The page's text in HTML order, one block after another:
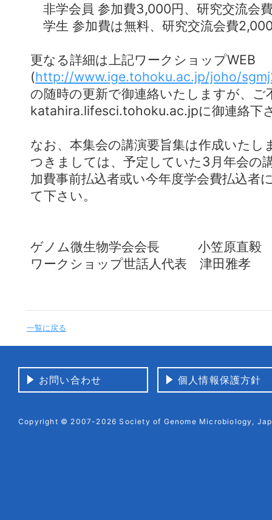
非学会員 参加費3,000円、研究交流会
学生 参加費は無料、研究交流会費
更なる詳細は上記ワークショップWEB
(http://www.ige.tohoku.ac.jp/joho/
の随時の更新で御連絡いたしますが、ご
katahira.lifesci.tohoku.ac.jpに御連絡下
なお、本集会の講演要旨集は作成いたし
つきましては、予定していた3月年会の
加費事前払込者或い今年度学会費払込者
て下さい。
ゲノム微生物学会会長 小笠原直毅
ワークショップ世話人代表 津田雅孝
一覧に戻る
お問い合わせ 個人情報保護方針
Copyright © 2007-2026 Society of Genome Microbiology,